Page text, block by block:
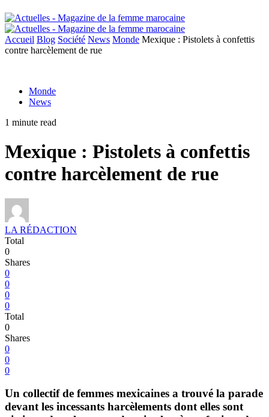
Accueil Blog Société News Monde Mexique : Pistolets à confettis
contre harcèlement de rue
Monde
News
1 minute read
Mexique : Pistolets à confettis
contre harcèlement de rue
LA RÉDACTION
Total
0
Shares
0
0
0
0
Total
0
Shares
0
0
0
Un collectif de femmes mexicaines a trouvé la parade
devant les incessants harcèlements dont elles sont